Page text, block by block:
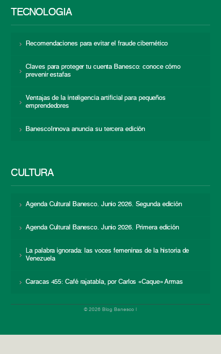
TECNOLOGÍA
Recomendaciones para evitar el fraude cibernético
Claves para proteger tu cuenta Banesco: conoce cómo
prevenir estafas
Ventajas de la inteligencia artificial para pequeños
emprendedores
BanescoInnova anuncia su tercera edición
CULTURA
Agenda Cultural Banesco. Junio 2026. Segunda edición
Agenda Cultural Banesco. Junio 2026. Primera edición
La palabra ignorada: las voces femeninas de la historia de
Venezuela
Caracas 455: Café rajatabla, por Carlos «Caque» Armas
© 2026 Blog Banesco |